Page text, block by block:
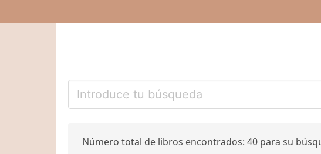
Número total de libros encontrados: 40 para su